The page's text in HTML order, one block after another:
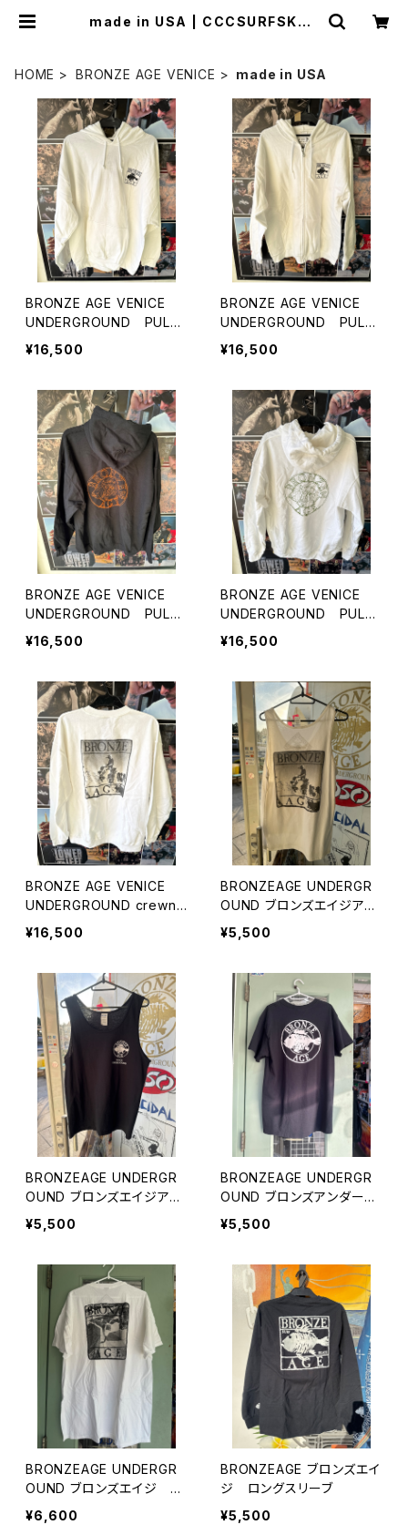
made in USA | CCCSURFSK8S
HOME BRONZE AGE VENICE made in USA
BRONZE AGE VENICE
UNDERGROUND PULL
OVER HUODIES made in
USA ブロンズエイジ ヴェ
プルオーバーフーディー
フード付きパーカー phot
o shot jayadams photo
by Josh Bagel Klassman
¥16,500
BRONZE AGE VENICE
UNDERGROUND PULL
OVER HUODIES made in
USA ブロンズエイジ ヴェ
ジップパーカーフーディ
ー フード付きパーカー
photo shot jayadams ph
oto by Josh Bagel Klass
man
¥16,500
BRONZE AGE VENICE
UNDERGROUND PULL
OVER HUODIES made in
USA ブロンズエイジ ヴェ
プルオーバー フード付き
パーカー
¥16,500
BRONZE AGE VENICE
UNDERGROUND PULL
OVER HUODIES made in
USA ブロンズエイジ ヴェ
プルオーバー フード付き
パーカー
¥16,500
BRONZE AGE VENICE
UNDERGROUND crewne
ck sweatsshirts made in
USA ブロンズエイジ ヴェ
クルーネック スェットシャ
ツ トレーナー photo sh
ot jayadams photo by J
osh Bagel Klassman
¥16,500
BRONZEAGE UNDERGR
OUND ブロンズエイジアン
ダーグラウンド USA タン
クトップ
¥5,500
BRONZEAGE UNDERGR
OUND ブロンズエイジアン
ダーグラウンド USA タン
クトップ
¥5,500
BRONZEAGE UNDERGR
OUND ブロンズアンダーグ
ラウンド USA Tシャツ
¥5,500
BRONZEAGE UNDERGR
OUND ブロンズエイジ ア
ンダーグラウンド Tシャツ
¥6,600
BRONZEAGE ブロンズエイ
ジ ロングスリーブ
¥5,500